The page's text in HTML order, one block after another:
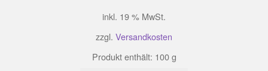
inkl. 19 % MwSt.
zzgl. Versandkosten
Produkt enthält: 100g